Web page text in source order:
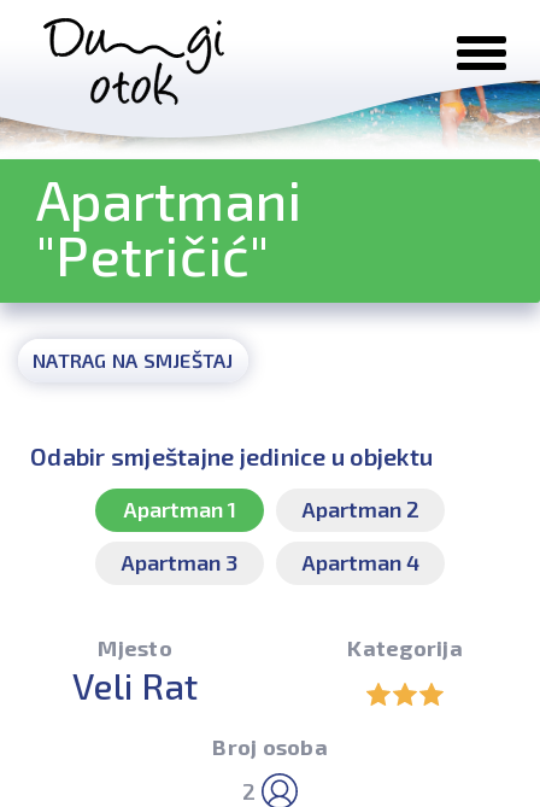
Preskoči na sadržaj
Apartmani
"Petričić"
NATRAG NA SMJEŠTAJ
Odabir smještajne jedinice u objektu
Apartman 1
Apartman 2
Apartman 3
Apartman 4
Mjesto
Veli Rat
Kategorija
Broj osoba
2